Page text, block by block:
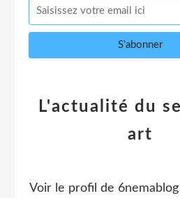
L'actualité du
art
Voir le profil de 6nemablog